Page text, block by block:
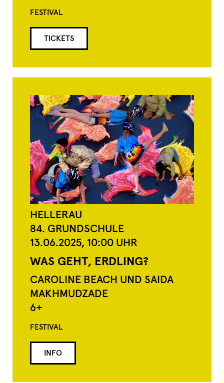
TICKETS
FESTIVAL
HELLERAU
84. GRUNDSCHULE
13.06.2025, 10:00 UHR
WAS GEHT, ERDLING?
CAROLINE BEACH UND SAIDA
MAKHMUDZADE
6+
INFO
FESTIVAL